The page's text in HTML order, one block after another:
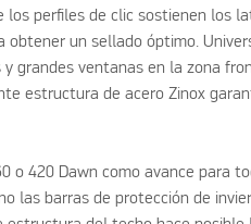
los perfiles de clic sostienen los
un sellado óptimo.
grandes ventanas en la zona
estructura de acero Zinox
o 420 Dawn como avance para
las barras de protección de